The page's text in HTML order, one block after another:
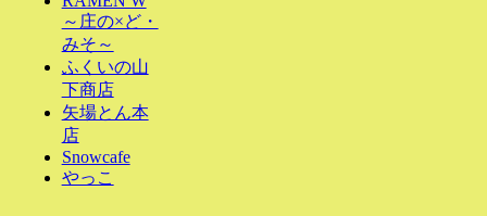
～庄の×ど・
みそ～
ふくいの山
下商店
矢場とん本
店
Snowcafe
やっこ